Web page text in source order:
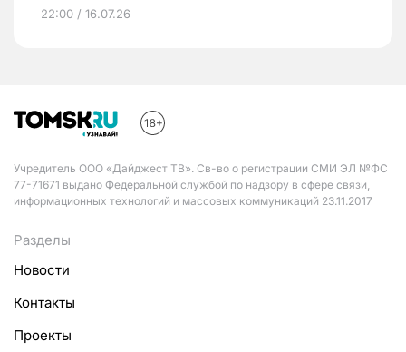
22:00 / 16.07.26
Учредитель ООО «Дайджест ТВ». Св-во о регистрации СМИ ЭЛ №ФС
77-71671 выдано Федеральной службой по надзору в сфере связи,
информационных технологий и массовых коммуникаций 23.11.2017
Разделы
Новости
Контакты
Проекты